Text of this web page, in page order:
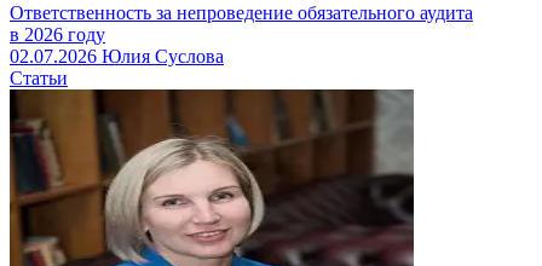
Ответственность за непроведение обязательного аудита
в 2026 году
02.07.2026 Юлия Суслова
Статьи